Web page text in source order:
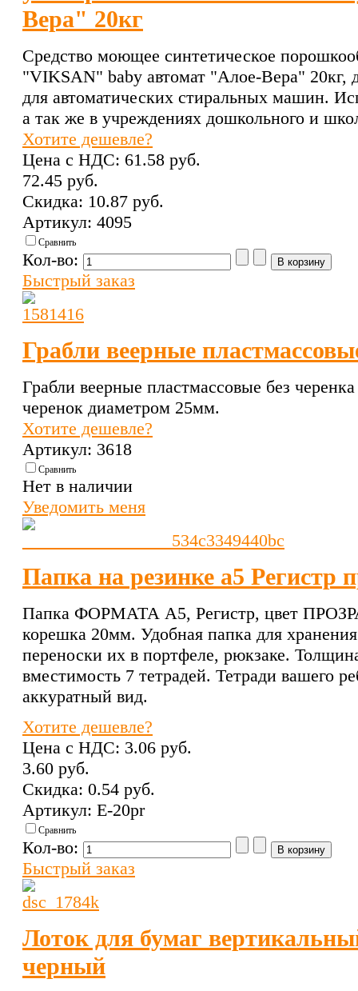
Вера" 20кг
Средство моющее синтетическое
"VIKSAN" baby автомат "Алое-Вера" 20кг,
для автоматических стиральных машин.
а так же в учреждениях дошкольного и
Хотите дешевле?
Цена с НДС: 61.58 pуб.
72.45 pуб.
Скидка: 10.87 pуб.
Артикул: 4095
Сравнить
Кол-во:
Быстрый заказ
Грабли веерные
Грабли веерные пластмассовые без
черенок диаметром 25мм.
Хотите дешевле?
Артикул: 3618
Сравнить
Нет в наличии
Уведомить меня
Папка на резинке а5 Регистр
Папка ФОРМАТА А5, Регистр, цвет
корешка 20мм. Удобная папка для
переноски их в портфеле, рюкзаке.
вместимость 7 тетрадей. Тетради вашего
аккуратный вид.
Хотите дешевле?
Цена с НДС: 3.06 pуб.
3.60 pуб.
Скидка: 0.54 pуб.
Артикул: Е-20pr
Сравнить
Кол-во:
Быстрый заказ
Лоток для бумаг
черный